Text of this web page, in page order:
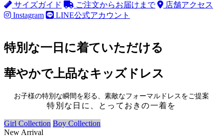
サイズガイド ご注文からお届けまで
店舗アクセス
Instagram
LINE公式アカウント
特別な一日に着ていただける
華やかで上品なキッズドレス
お子様の特別な瞬間を彩る、素敵なフォーマルドレスをご提案
特別な日に、とっておきの一着を
Girl Collection Boy Collection
New Arrival